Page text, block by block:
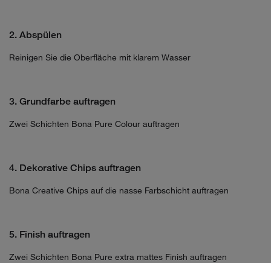
2. Abspülen
Reinigen Sie die Oberfläche mit klarem Wasser
3. Grundfarbe auftragen
Zwei Schichten Bona Pure Colour auftragen
4. Dekorative Chips auftragen
Bona Creative Chips auf die nasse Farbschicht auftragen
5. Finish auftragen
Zwei Schichten Bona Pure extra mattes Finish auftragen